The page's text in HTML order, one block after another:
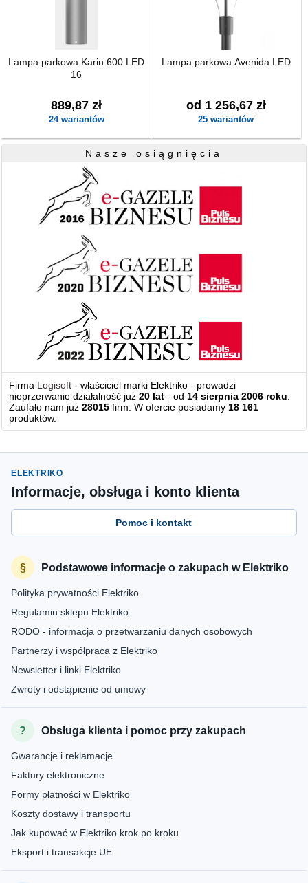
Lampa parkowa Karin 600 LED
16
889,87 zł
24 wariantów
Lampa parkowa Avenida LED
od 1 256,67 zł
25 wariantów
Nasze osiągnięcia
Firma Logisoft - właściciel marki Elektriko - prowadzi
nieprzerwanie działalność już20 lat - od14 sierpnia 2006 roku.
Zaufało nam już28015 firm. W ofercie posiadamy18 161
produktów.
ELEKTRIKO
Informacje, obsługa i konto klienta
Pomoc i kontakt
Podstawowe informacje o zakupach w Elektriko
Polityka prywatności Elektriko
Regulamin sklepu Elektriko
RODO - informacja o przetwarzaniu danych osobowych
Partnerzy i współpraca z Elektriko
Newsletter i linki Elektriko
Zwroty i odstąpienie od umowy
Obsługa klienta i pomoc przy zakupach
Gwarancje i reklamacje
Faktury elektroniczne
Formy płatności w Elektriko
Koszty dostawy i transportu
Jak kupować w Elektriko krok po kroku
Eksport i transakcje UE